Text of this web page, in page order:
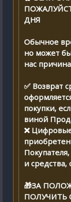
ДНЯ
Обычное
но может
нас
✅ Возврат
покупки,
виной
❌
и средства,
🎁ЗА
ПОЛУЧИТЬ